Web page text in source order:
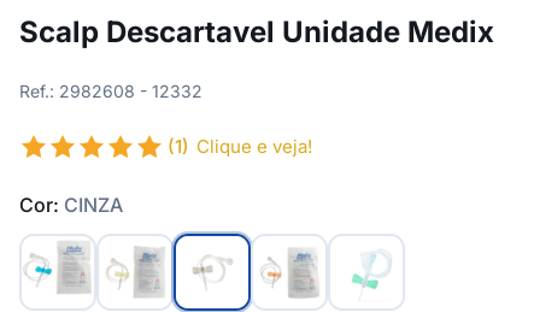
Scalp Descartavel Unidade Medix
Ref.: 2982608 - 12332
(1) Clique e veja!
Cor: CINZA